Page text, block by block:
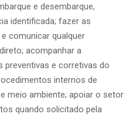
e desembarque,
identificada; fazer as
comunicar qualquer
acompanhar a
preventivas e corretivas do
internos de
meio ambiente; apoiar o setor
quando solicitado pela